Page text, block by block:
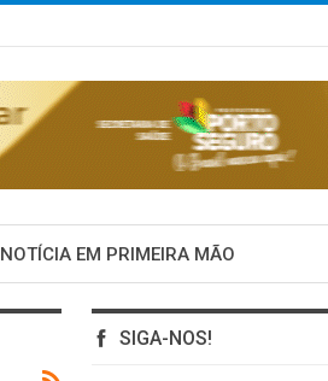
NOTÍCIA EM PRIMEIRA MÃO
SIGA-NOS!